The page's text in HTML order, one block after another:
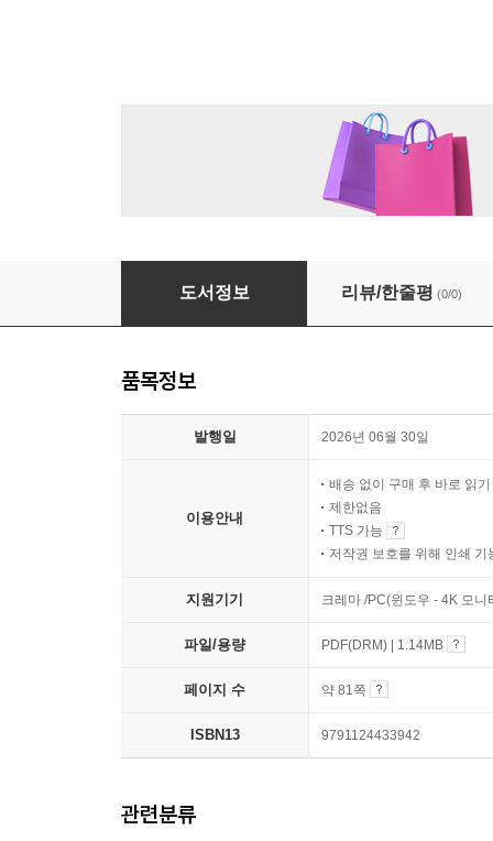
가장 완벽한 도서관의 시간
도서정보 리뷰/한줄평 (0/0)
품목정보
발행일 2026년 06월 30일
이용안내
배송 없이 구매 후 바로 읽기
제한없음
TTS 가능
저작권 보호를 위해 인쇄 기
지원기기 크레마 /PC(윈도우 - 4K 모
파일/용량 PDF(DRM) | 1.14MB
페이지 수 약 81쪽
ISBN13 9791124433942
관련분류